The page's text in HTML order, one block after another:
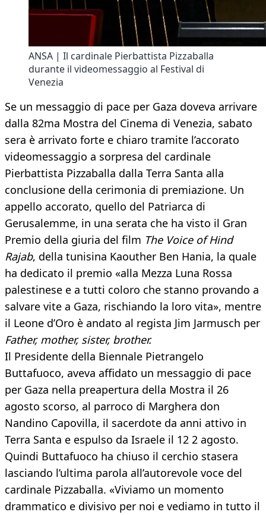
ANSA | Il cardinale Pierbattista Pizzaballa
durante il videomessaggio al Festival di
Venezia
Se un messaggio di pace per Gaza doveva arrivare
dalla 82ma Mostra del Cinema di Venezia, sabato
sera è arrivato forte e chiaro tramite l’accorato
videomessaggio a sorpresa del cardinale
Pierbattista Pizzaballa dalla Terra Santa alla
conclusione della cerimonia di premiazione. Un
appello accorato, quello del Patriarca di
Gerusalemme, in una serata che ha visto il Gran
Premio della giuria del film The Voice of Hind
Rajab, della tunisina Kaouther Ben Hania, la quale
ha dedicato il premio «alla Mezza Luna Rossa
palestinese e a tutti coloro che stanno provando a
salvare vite a Gaza, rischiando la loro vita», mentre
il Leone d’Oro è andato al regista Jim Jarmusch per
Father, mother, sister, brother.
Il Presidente della Biennale Pietrangelo
Buttafuoco, aveva affidato un messaggio di pace
per Gaza nella preapertura della Mostra il 26
agosto scorso, al parroco di Marghera don
Nandino Capovilla, il sacerdote da anni attivo in
Terra Santa e espulso da Israele il 12 2 agosto.
Quindi Buttafuoco ha chiuso il cerchio stasera
lasciando l’ultima parola all’autorevole voce del
cardinale Pizzaballa. «Viviamo un momento
drammatico e divisivo per noi e vediamo in tutto il